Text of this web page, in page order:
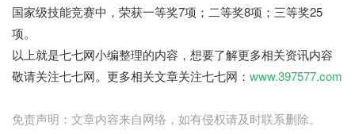
国家级技能竞赛中，荣获一等奖7项；二等奖8项；三等奖25
项。
以上就是七七网小编整理的内容，想要了解更多相关资讯内容
敬请关注七七网。更多相关文章关注七七网： www.397577.com
免责声明：文章内容来自网络，如有侵权请及时联系删除。